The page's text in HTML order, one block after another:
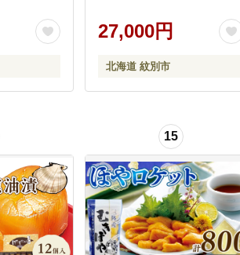
27,000円
北海道 紋別市
15